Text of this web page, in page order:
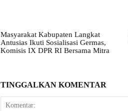
Masyarakat Kabupaten Langkat
Antusias Ikuti Sosialisasi Germas,
Komisis IX DPR RI Bersama Mitra
TINGGALKAN KOMENTAR